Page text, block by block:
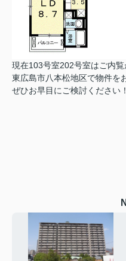
現在103号室202号室はご内覧
東広島市八本松地区で物件を
ぜひお早目にご検討ください！